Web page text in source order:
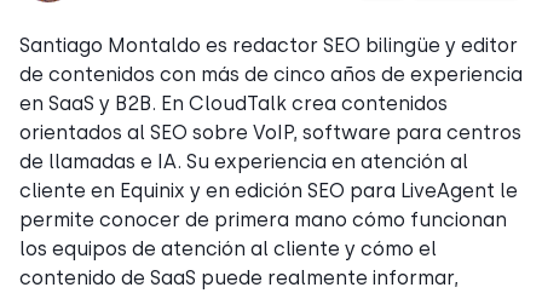
Santiago Montaldo es redactor SEO bilingüe y editor
de contenidos con más de cinco años de experiencia
en SaaS y B2B. En CloudTalk crea contenidos
orientados al SEO sobre VoIP, software para centros
de llamadas e IA. Su experiencia en atención al
cliente en Equinix y en edición SEO para LiveAgent le
permite conocer de primera mano cómo funcionan
los equipos de atención al cliente y cómo el
contenido de SaaS puede realmente informar,